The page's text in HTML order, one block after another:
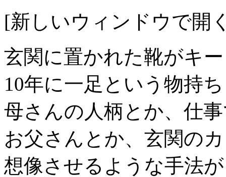
[新しいウィンドウで開
玄関に置かれた靴がキ
10年に一足という物持
母さんの人柄とか、仕
お父さんとか、玄関の
想像させるような手法